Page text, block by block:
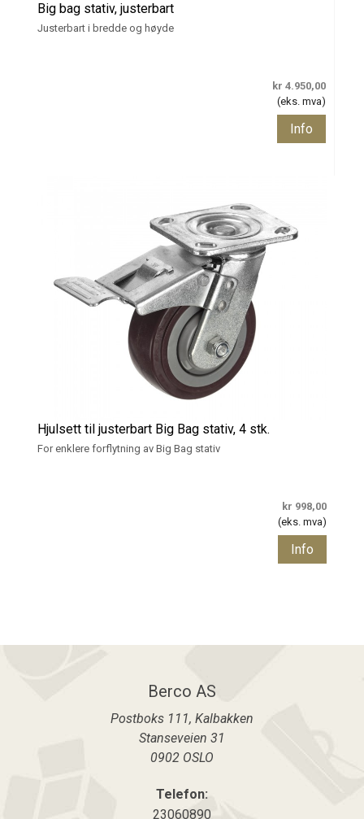
Big bag stativ, justerbart
Justerbart i bredde og høyde
kr 4.950,00
(eks. mva)
Info
Hjulsett til justerbart Big Bag stativ, 4 stk.
For enklere forflytning av Big Bag stativ
kr 998,00
(eks. mva)
Info
Berco AS
Postboks 111, Kalbakken
Stanseveien 31
0902 OSLO
Telefon:
23060890